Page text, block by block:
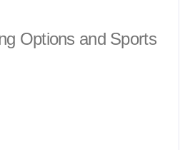
Options and Sports